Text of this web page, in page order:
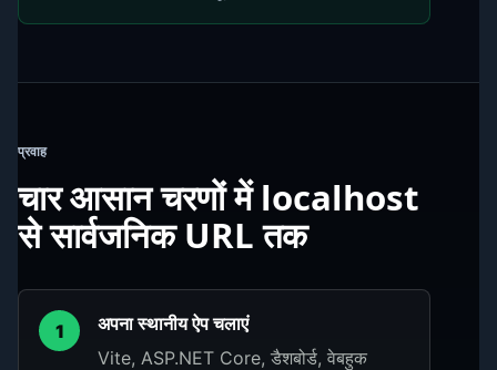
प्रवाह
चार आसान चरणों में localhost
से सार्वजनिक URL तक
1 अपना स्थानीय ऐप चलाएं
Vite, ASP.NET Core, डैशबोर्ड, वेबहुक